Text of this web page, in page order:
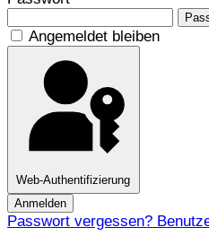
Angemeldet bleiben
Web-Authentifizierung
Anmelden
Passwort vergessen?